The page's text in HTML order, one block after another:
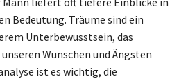
Bedeutung. Träume sind ein
Unterbewusstsein, das
Wünschen und Ängsten
ist es wichtig, die